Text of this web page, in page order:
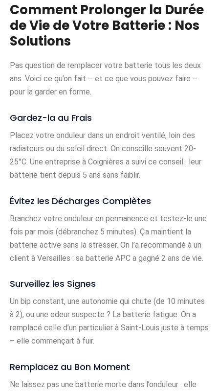
Comment Prolonger la Durée
de Vie de Votre Batterie : Nos
Solutions
Pas question de remplacer votre batterie tous les deux
ans. Voici ce qu’on fait – et ce que vous pouvez faire –
pour la garder en forme.
Gardez-la au Frais
Placez votre onduleur dans un endroit ventilé, loin des
radiateurs ou du soleil direct. On conseille souvent 20-
25°C. Une entreprise à Coignières a suivi ce conseil : leur
batterie tient depuis 5 ans sans faiblir.
Évitez les Décharges Complètes
Branchez votre onduleur en permanence et testez-le une
fois par mois (débranchez 5 minutes). Ça maintient la
batterie active sans la stresser. On l’a recommandé à un
client à Versailles : sa batterie APC a gagné 2 ans de vie.
Surveillez les Signes
Un bip constant, une autonomie qui chute (de 10 minutes
à 2), ou une odeur suspecte ? La batterie fatigue. On a
remplacé celle d’un particulier à Saint-Louis juste à temps
– elle commençait à fuir.
Remplacez au Bon Moment
Ne laissez pas une batterie morte dans l’onduleur : elle